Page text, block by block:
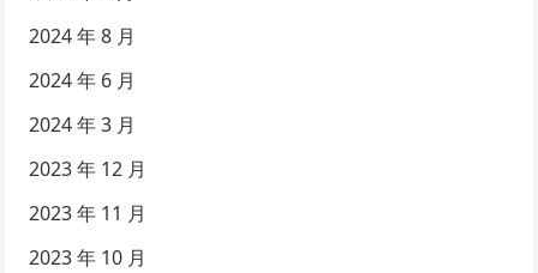
2024 年 8 月
2024 年 6 月
2024 年 3 月
2023 年 12 月
2023 年 11 月
2023 年 10 月